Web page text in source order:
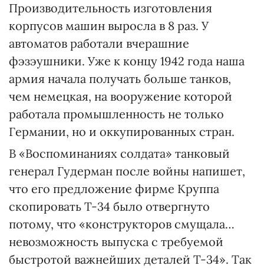
Производительность изготовления
корпусов машин выросла в 8 раз. У
автоматов работали вчерашние
фэзэушники. Уже к концу 1942 года наша
армия начала получать больше танков,
чем немецкая, на вооружение которой
работала промышленность не только
Германии, но и оккупированных стран.
В «Воспоминаниях солдата» танковый
генерал Гудерман после войны напишет,
что его предложение фирме Круппа
скопировать Т-34 было отвергнуто
потому, что «конструкторов смущала…
невозможность выпуска с требуемой
быстротой важнейших деталей Т-34». Так